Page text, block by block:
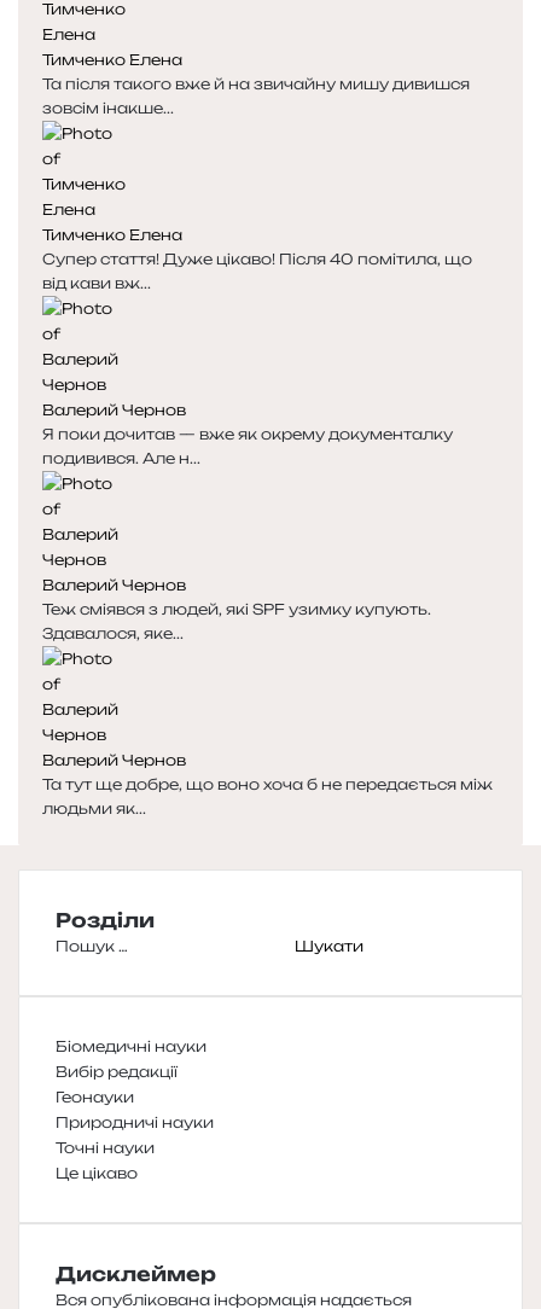
Тимченко Елена
Та після такого вже й на звичайну мишу дивишся
зовсім інакше...
Тимченко Елена
Супер стаття! Дуже цікаво! Після 40 помітила, що
від кави вж...
Валерий Чернов
Я поки дочитав — вже як окрему документалку
подивився. Але н...
Валерий Чернов
Теж сміявся з людей, які SPF узимку купують.
Здавалося, яке...
Валерий Чернов
Та тут ще добре, що воно хоча б не передається між
людьми як...
Розділи
Пошук:
Біомедичні науки
Вибір редакції
Геонауки
Природничі науки
Точні науки
Це цікаво
Дисклеймер
Вся опублікована інформація надається